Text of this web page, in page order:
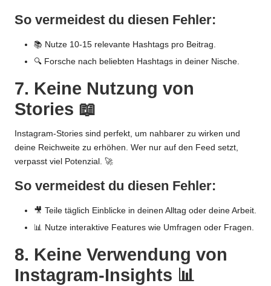
So vermeidest du diesen Fehler:
📚 Nutze 10-15 relevante Hashtags pro Beitrag.
🔍 Forsche nach beliebten Hashtags in deiner Nische.
7. Keine Nutzung von
Stories 📖
Instagram-Stories sind perfekt, um nahbarer zu wirken und
deine Reichweite zu erhöhen. Wer nur auf den Feed setzt,
verpasst viel Potenzial. 🚀
So vermeidest du diesen Fehler:
🎥 Teile täglich Einblicke in deinen Alltag oder deine Arbeit.
📊 Nutze interaktive Features wie Umfragen oder Fragen.
8. Keine Verwendung von
Instagram-Insights 📊